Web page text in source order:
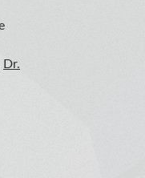
Dr.